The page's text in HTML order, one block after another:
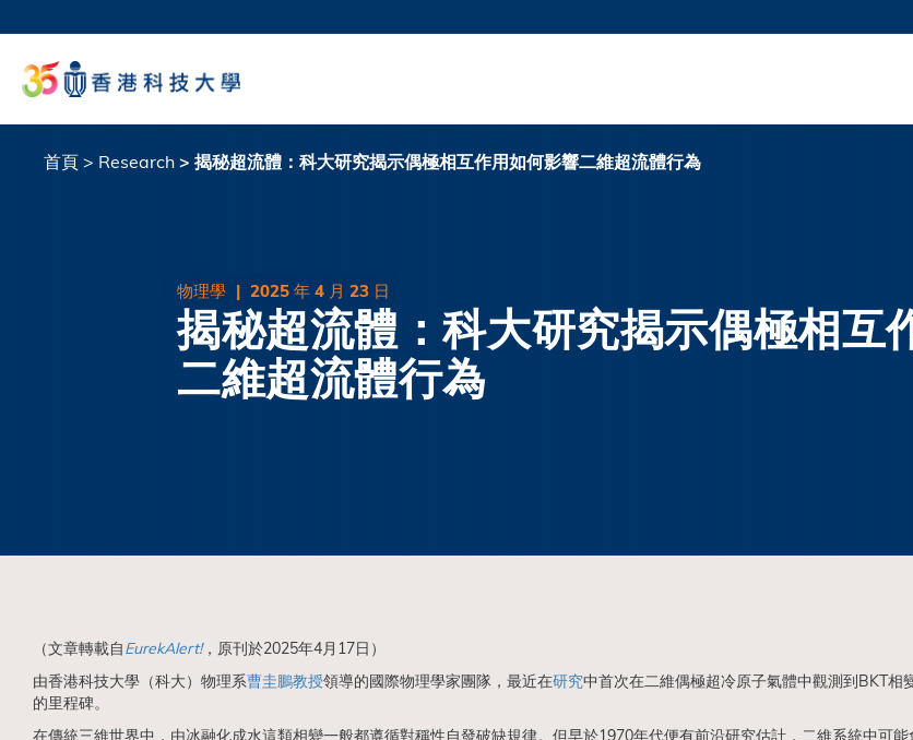
至
教授簡錄
首頁 Research 揭秘超流體：科大研究揭示偶極相互作用如何影響二維超流體行為
物理學 | 2025 年 4 月 23 日
揭秘超流體：科大研究揭示偶極相互
二維超流體行為
（文章轉載自EurekAlert!，原刊於2025年4月17日）
由香港科技大學（科大）物理系曹圭鵬教授領導的國際物理學家團隊，最近在研究中首次在二維偶極超冷原子氣體中觀測到BKT
的里程碑。
在傳統三維世界中，由冰融化成水這類相變一般都遵循對稱性自發破缺規律。但早於1970年代便有前沿研究估計，二維系統中